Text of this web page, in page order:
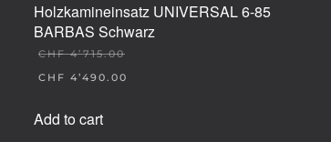
Holzkamineinsatz UNIVERSAL 6-85
BARBAS Schwarz
CHF4’715.00
ORIGINAL
CHF 4'715.00.
CHF 4’490.00
IS:
Add to cart